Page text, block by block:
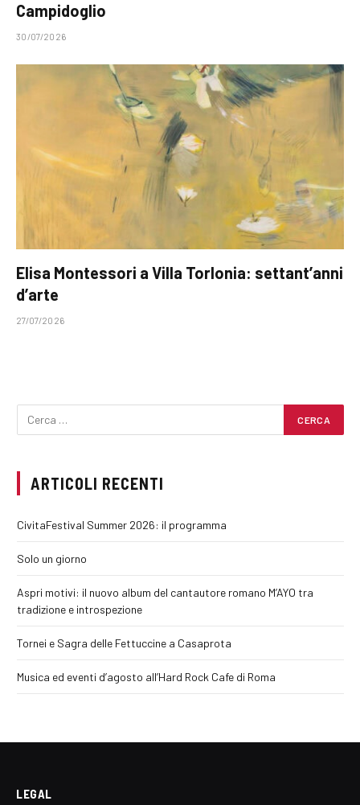
Campidoglio
30/07/2026
Elisa Montessori a Villa Torlonia: settant’anni
d’arte
27/07/2026
ARTICOLI RECENTI
CivitaFestival Summer 2026: il programma
Solo un giorno
Aspri motivi: il nuovo album del cantautore romano M’AYO tra
tradizione e introspezione
Tornei e Sagra delle Fettuccine a Casaprota
Musica ed eventi d’agosto all’Hard Rock Cafe di Roma
LEGAL